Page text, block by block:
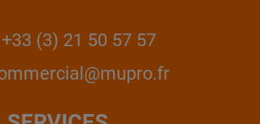
+33 (3) 21 50 57 57